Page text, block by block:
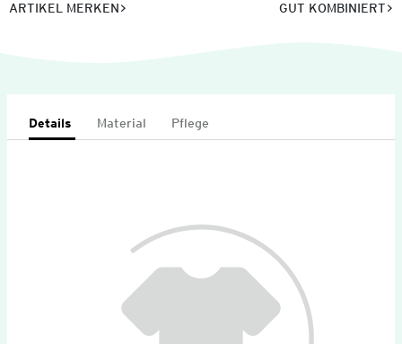
ARTIKEL MERKEN GUT KOMBINIERT
Details Material Pflege